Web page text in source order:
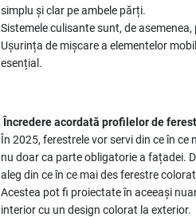
simplu și clar pe ambele părți.
Sistemele culisante sunt, de
Ușurința de mișcare a elementelor
esențial.
Încredere acordată profilelor de
În 2025, ferestrele vor servi din ce în
nu doar ca parte obligatorie a fațadei.
aleg din ce în ce mai des ferestre
Acestea pot fi proiectate în aceeași
interior cu un design colorat la exterior.